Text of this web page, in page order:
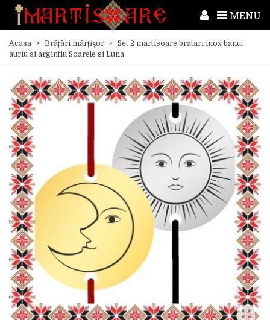
MENU
Acasa > Brățări mărțișor > Set 2 martisoare bratari inox banut
auriu si argintiu Soarele si Luna